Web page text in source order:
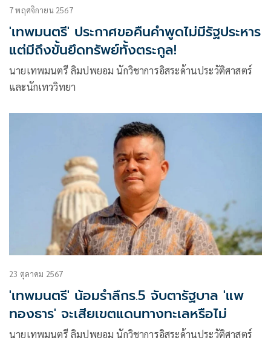
7 พฤศจิกายน 2567
'เทพมนตรี' ประกาศขอคืนคำพูดไม่มีรัฐประหาร
แต่มีถึงขั้นยึดทรัพย์ทั้งตระกูล!
นายเทพมนตรี ลิมปพยอม นักวิชาการอิสระด้านประวัติศาสตร์
และนักเทววิทยา
23 ตุลาคม 2567
'เทพมนตรี' น้อมรำลึกร.5 จับตารัฐบาล 'แพ
ทองธาร' จะเสียเขตแดนทางทะเลหรือไม่
นายเทพมนตรี ลิมปพยอม นักวิชาการอิสระด้านประวัติศาสตร์